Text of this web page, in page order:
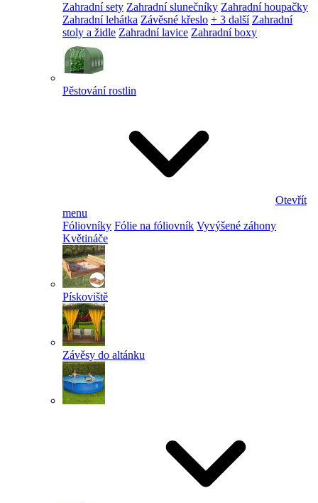
Zahradní sety Zahradní slunečníky Zahradní houpačky
Zahradní lehátka Závěsné křeslo + 3 další Zahradní
stoly a židle Zahradní lavice Zahradní boxy
Pěstování rostlin
Otevřít
menu
Fóliovníky Fólie na fóliovník Vyvýšené záhony
Květináče
Pískoviště
Závěsy do altánku